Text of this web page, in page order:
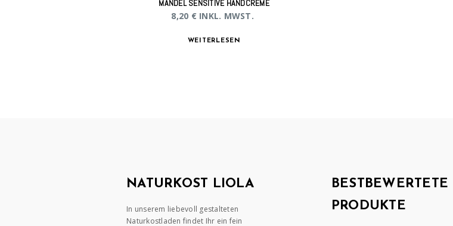
MANDEL SENSITIVE HANDCREME
8,20 € INKL. MWST.
WEITERLESEN
NATURKOST LIOLA
In unserem liebevoll gestalteten
Naturkostladen findet Ihr ein fein
BESTBEWERTETE
PRODUKTE